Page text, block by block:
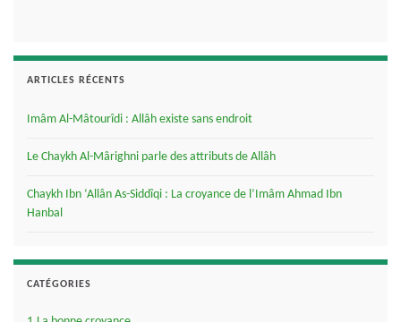
ARTICLES RÉCENTS
Imâm Al-Mâtourîdi : Allâh existe sans endroit
Le Chaykh Al-Mârighni parle des attributs de Allâh
Chaykh Ibn ‘Allân As-Siddîqi : La croyance de l’Imâm Ahmad Ibn
Hanbal
CATÉGORIES